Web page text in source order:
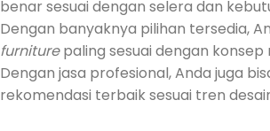
benar sesuai dengan selera dan
Dengan banyaknya pilihan tersedia,
furniturepaling sesuai dengan konsep
Dengan jasa profesional, Anda juga
rekomendasi terbaik sesuai tren